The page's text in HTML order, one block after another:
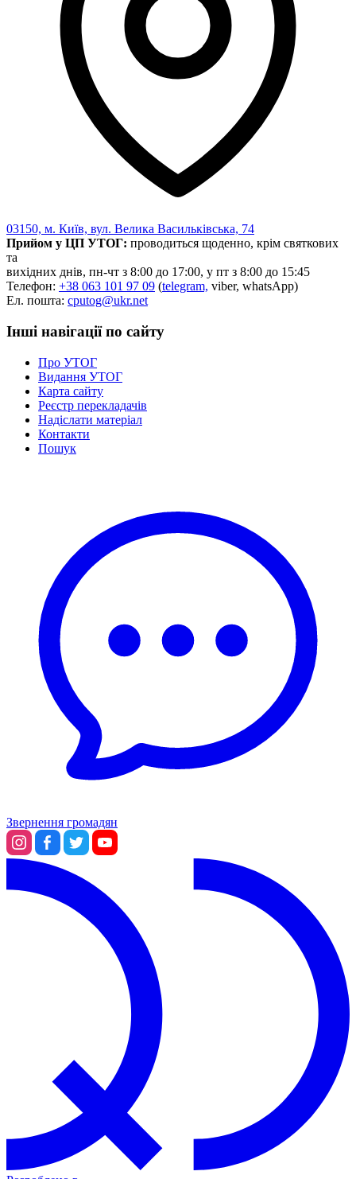
03150, м. Київ, вул. Велика Васильківська, 74
Прийом у ЦП УТОГ: проводиться щоденно, крім святкових
та
вихідних днів, пн-чт з 8:00 до 17:00, у пт з 8:00 до 15:45
Телефон: +38 063 101 97 09 (telegram, viber, whatsApp)
Ел. пошта: cputog@ukr.net
Інші навігації по сайту
Про УТОГ
Видання УТОГ
Карта сайту
Реєстр перекладачів
Надіслати матеріал
Контакти
Пошук
Звернення громадян